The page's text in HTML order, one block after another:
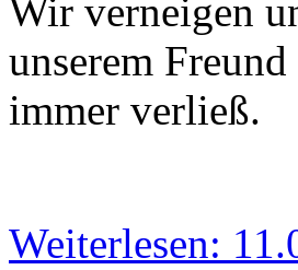
Wir verneigen
unserem
immer verließ.
Weiterlesen: